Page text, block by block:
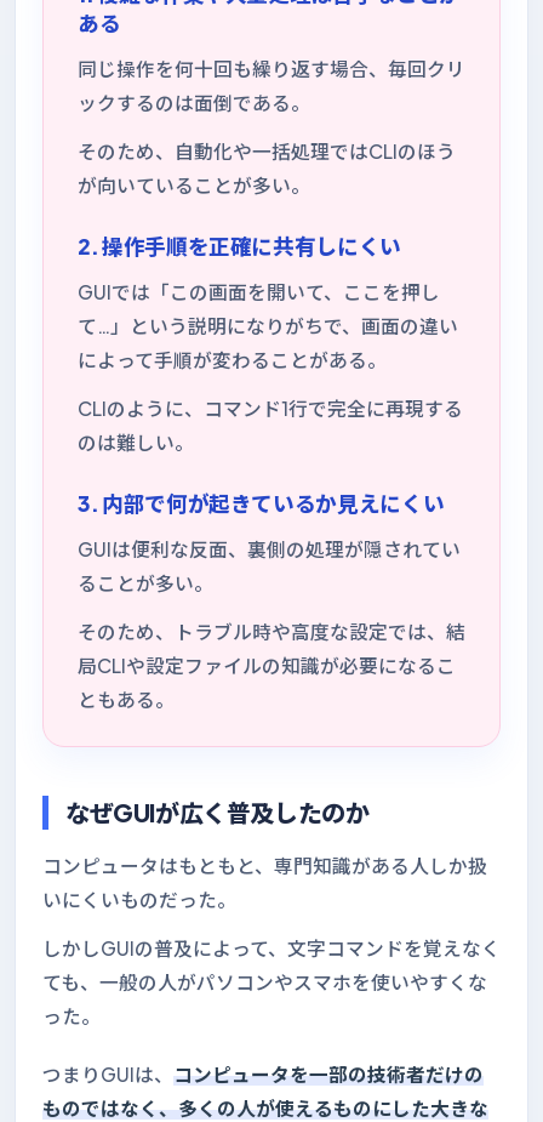
ある
同じ操作を何十回も繰り返す場合、毎回クリ
ックするのは面倒である。
そのため、自動化や一括処理ではCLIのほう
が向いていることが多い。
2. 操作手順を正確に共有しにくい
GUIでは「この画面を開いて、ここを押し
て…」という説明になりがちで、画面の違い
によって手順が変わることがある。
CLIのように、コマンド1行で完全に再現する
のは難しい。
3. 内部で何が起きているか見えにくい
GUIは便利な反面、裏側の処理が隠されてい
ることが多い。
そのため、トラブル時や高度な設定では、結
局CLIや設定ファイルの知識が必要になるこ
ともある。
なぜGUIが広く普及したのか
コンピュータはもともと、専門知識がある人しか扱
いにくいものだった。
しかしGUIの普及によって、文字コマンドを覚えなく
ても、一般の人がパソコンやスマホを使いやすくな
った。
つまりGUIは、 コンピュータを一部の技術者だけの
ものではなく、多くの人が使えるものにした大きな